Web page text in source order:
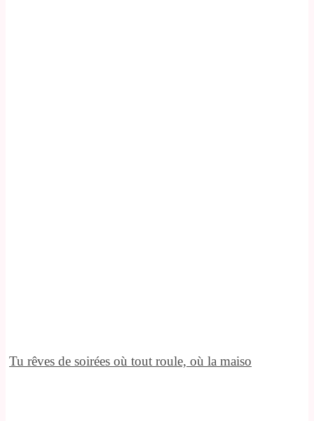
Tu rêves de soirées où tout roule, où la maiso